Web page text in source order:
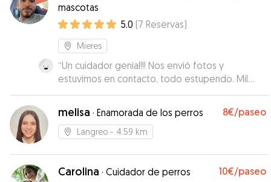
mascotas
5.0 (7 Reservas)
Mieres
“Un cuidador genial!!! Nos envió fotos y
estuvimos en contacto, todo estupendo. Mil
gracias Carlos”
melisa · Enamorada de los perros 8€/paseo
Langreo - 4.59 km
Carolina · Cuidador de perros 10€/paseo